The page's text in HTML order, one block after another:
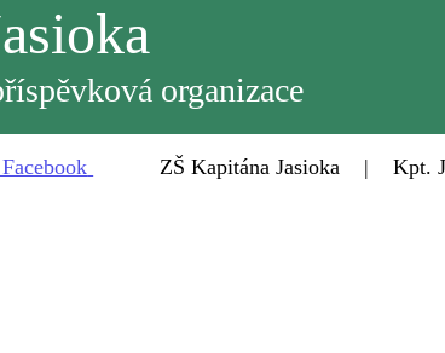
organizace
Facebook ZŠ Kapitána Jasioka | Kpt.